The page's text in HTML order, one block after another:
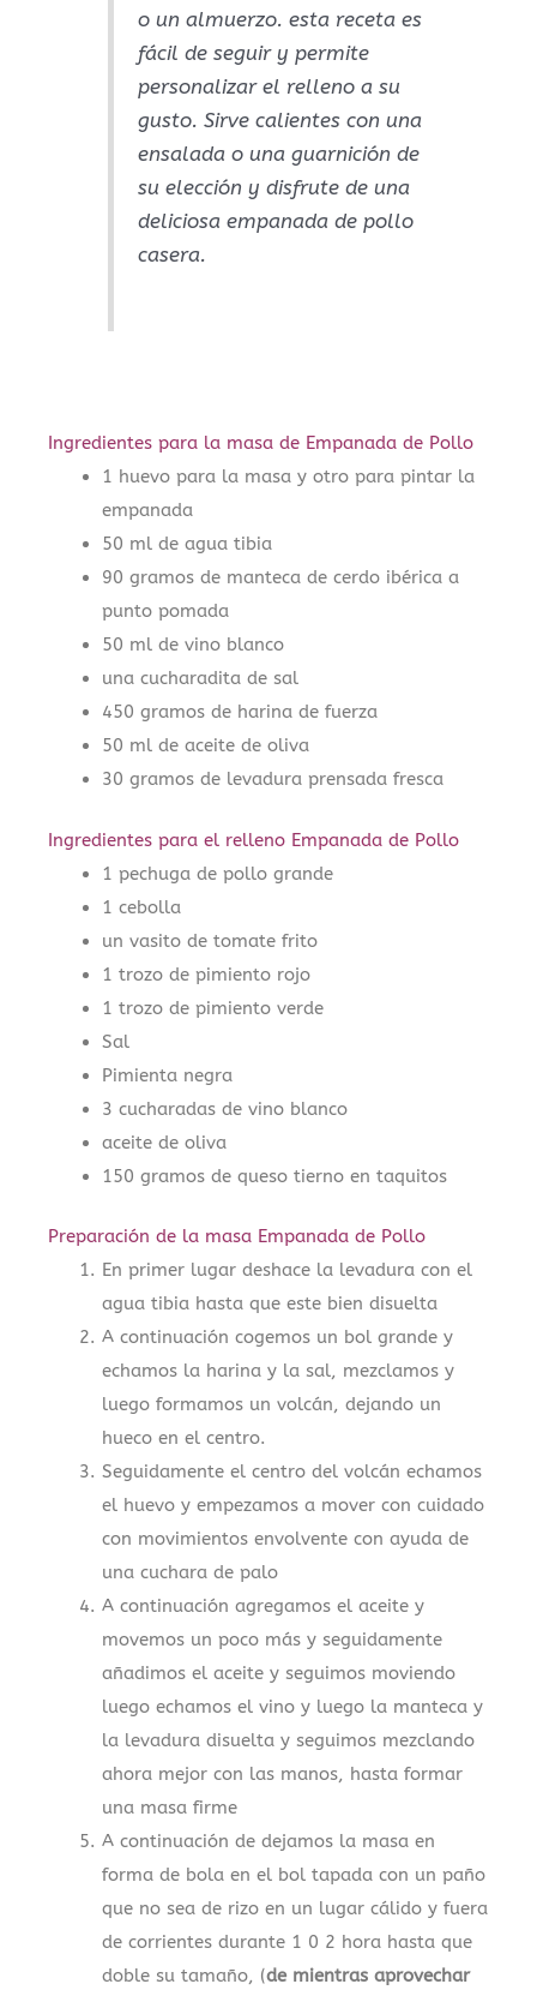
o un almuerzo. esta receta es
fácil de seguir y permite
personalizar el relleno a su
gusto. Sirve calientes con una
ensalada o una guarnición de
su elección y disfrute de una
deliciosa empanada de pollo
casera.
Ingredientes para la masa de Empanada de Pollo
1 huevo para la masa y otro para pintar la
empanada
50 ml de agua tibia
90 gramos de manteca de cerdo ibérica a
punto pomada
50 ml de vino blanco
una cucharadita de sal
450 gramos de harina de fuerza
50 ml de aceite de oliva
30 gramos de levadura prensada fresca
Ingredientes para el relleno Empanada de Pollo
1 pechuga de pollo grande
1 cebolla
un vasito de tomate frito
1 trozo de pimiento rojo
1 trozo de pimiento verde
Sal
Pimienta negra
3 cucharadas de vino blanco
aceite de oliva
150 gramos de queso tierno en taquitos
Preparación de la masa Empanada de Pollo
En primer lugar deshace la levadura con el
agua tibia hasta que este bien disuelta
A continuación cogemos un bol grande y
echamos la harina y la sal, mezclamos y
luego formamos un volcán, dejando un
hueco en el centro.
Seguidamente el centro del volcán echamos
el huevo y empezamos a mover con cuidado
con movimientos envolvente con ayuda de
una cuchara de palo
A continuación agregamos el aceite y
movemos un poco más y seguidamente
añadimos el aceite y seguimos moviendo
luego echamos el vino y luego la manteca y
la levadura disuelta y seguimos mezclando
ahora mejor con las manos, hasta formar
una masa firme
A continuación de dejamos la masa en
forma de bola en el bol tapada con un paño
que no sea de rizo en un lugar cálido y fuera
de corrientes durante 1 0 2 hora hasta que
doble su tamaño, (de mientras aprovechar